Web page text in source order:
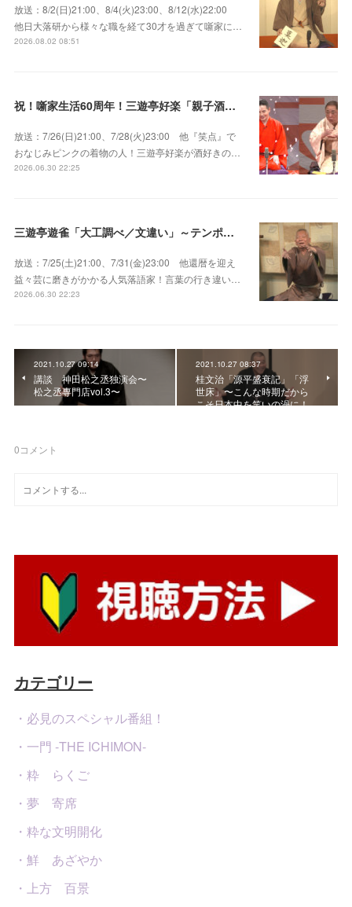
放送：8/2(日)21:00、8/4(火)23:00、8/12(水)22:00
他日大落研から様々な職を経て30才を過ぎて噺家に…
2026.08.02 08:51
祝！噺家生活60周年！三遊亭好楽「親子酒」錦笑亭満堂「桜ん坊」～満堂フェス2026
放送：7/26(日)21:00、7/28(火)23:00 他『笑点』で
おなじみピンクの着物の人！三遊亭好楽が酒好きの…
2026.06.30 22:25
三遊亭遊雀「大工調べ／文違い」～テンポよくたたみかける語り口で人気・実力とも屈指！
放送：7/25(土)21:00、7/31(金)23:00 他還暦を迎え
益々芸に磨きがかかる人気落語家！言葉の行き違い…
2026.06.30 22:23
2021.10.27 09:14
講談 神田松之丞独演会〜
松之丞専門店vol.3〜
2021.10.27 08:37
桂文治「源平盛衰記」「浮
世床」〜こんな時期だから
こそ日本中を笑いの渦に！
0コメント
カテゴリー
・必見のスペシャル番組！
・一門 -THE ICHIMON-
・粋 らくご
・夢 寄席
・粋な文明開化
・鮮 あざやか
・上方 百景